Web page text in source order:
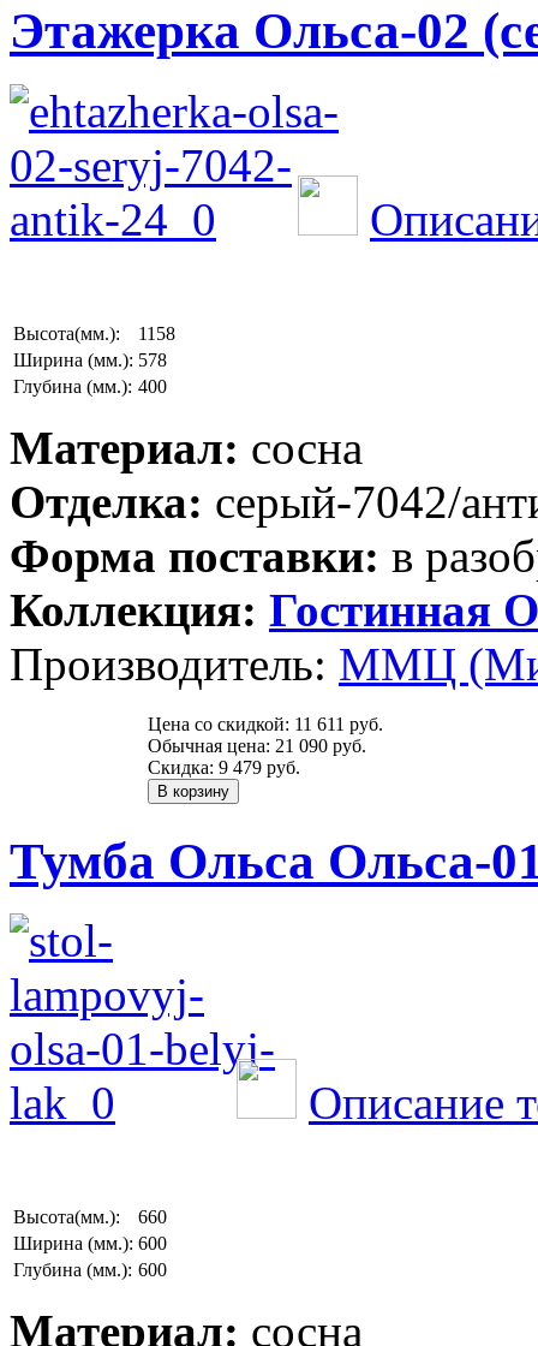
Этажерка Ольса-02
Высота(мм.):
1158
Ширина (мм.): 578
Глубина (мм.): 400
Материал: сосна
Отделка: серый-7042/
Форма поставки: в
Коллекция: Гостинная
Производитель: ММЦ
Цена со скидкой: 11 611 руб.
Обычная цена: 21 090 руб.
Скидка: 9 479 руб.
Тумба Ольса Ольса-
Описание
Высота(мм.):
660
Ширина (мм.): 600
Глубина (мм.): 600
Материал: сосна